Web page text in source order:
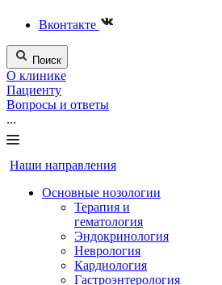
Вконтакте
Поиск
О клинике
Пациенту
Вопросы и ответы
...
Наши направления
Основные нозологии
Терапия и
гематология
Эндокринология
Неврология
Кардиология
Гастроэнтерология